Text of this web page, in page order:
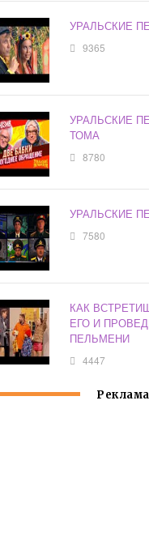
УРАЛЬСКИЕ
9365
УРАЛЬСКИЕ
ТОМА
8780
УРАЛЬСКИЕ
7580
КАК
ЕГО И
ПЕЛЬМЕНИ
4447
Реклама